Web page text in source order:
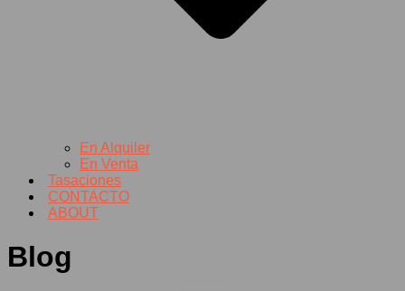
En Alquiler
En Venta
Tasaciones
CONTACTO
ABOUT
Blog